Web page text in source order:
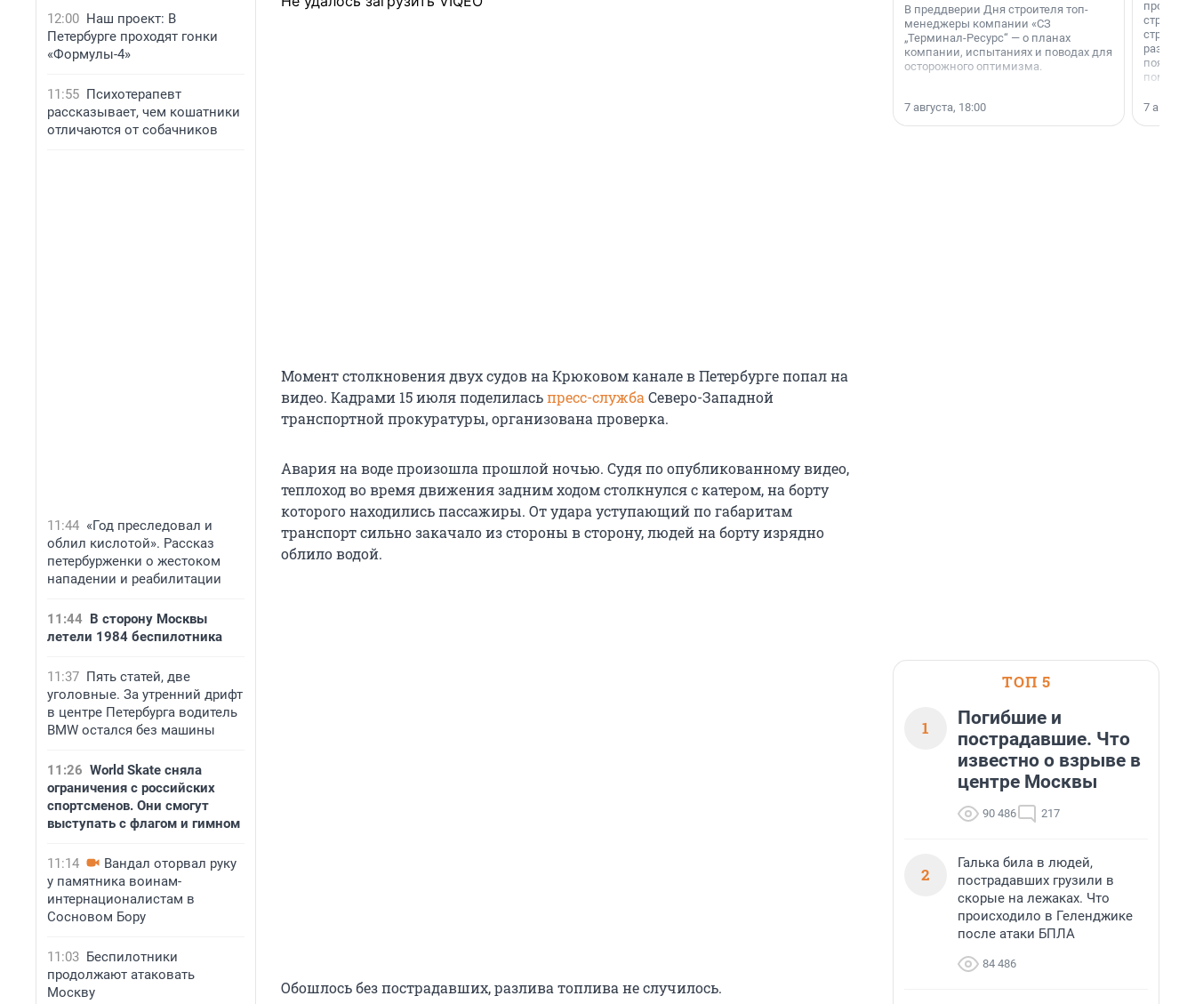
12:00 Наш проект: В
Петербурге проходят гонки
«Формулы-4»
11:55 Психотерапевт
рассказывает, чем кошатники
отличаются от собачников
11:44 «Год преследовал и
облил кислотой». Рассказ
петербурженки о жестоком
нападении и реабилитации
11:44 В сторону Москвы
летели 1984 беспилотника
11:37 Пять статей, две
уголовные. За утренний дрифт
в центре Петербурга водитель
BMW остался без машины
11:26 World Skate сняла
ограничения с российских
спортсменов. Они смогут
выступать с флагом и гимном
11:14
Вандал оторвал руку
у памятника воинам-
интернационалистам в
Сосновом Бору
11:03 Беспилотники
продолжают атаковать
Москву
Момент столкновения двух судов на Крюковом канале в Петербурге попал на
видео. Кадрами 15 июля поделиласьпресс-служба Северо-Западной
транспортной прокуратуры, организована проверка.
Авария на воде произошла прошлой ночью. Судя по опубликованному видео,
теплоход во время движения задним ходом столкнулся с катером, на борту
которого находились пассажиры. От удара уступающий по габаритам
транспорт сильно закачало из стороны в сторону, людей на борту изрядно
облило водой.
Обошлось без пострадавших, разлива топлива не случилось.
В преддверии Дня строителя топ-
менеджеры компании «СЗ
„Терминал-Ресурс“ — о планах
компании, испытаниях и поводах для
осторожного оптимизма.
7 августа, 18:00
раз. В
7
ТОП 5
1
Погибшие и
пострадавшие. Что
известно о взрыве в
центре Москвы
90 486 217
2
Галька била в людей,
пострадавших грузили в
скорые на лежаках. Что
происходило в Геленджике
после атаки БПЛА
84 486